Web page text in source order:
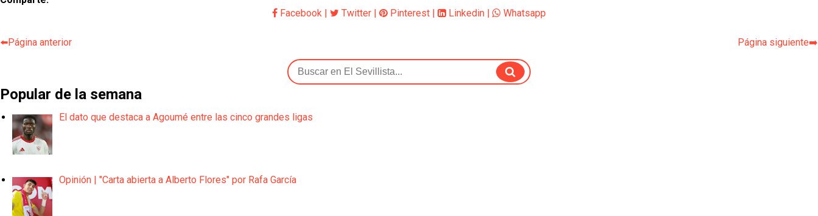
Facebook | Twitter | Pinterest | Linkedin | Whatsapp
⬅️Página anterior Página siguiente➡️
Popular de la semana
El dato que destaca a Agoumé entre las cinco grandes ligas
Opinión | "Carta abierta a Alberto Flores" por Rafa García